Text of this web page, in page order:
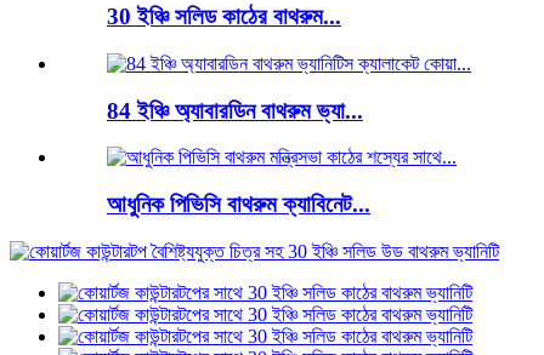
30 ইঞ্চি সলিড কাঠের বাথরুম...
84 ইঞ্চি অ্যাবারডিন বাথরুম ভ্যা...
আধুনিক পিভিসি বাথরুম ক্যাবিনেট...